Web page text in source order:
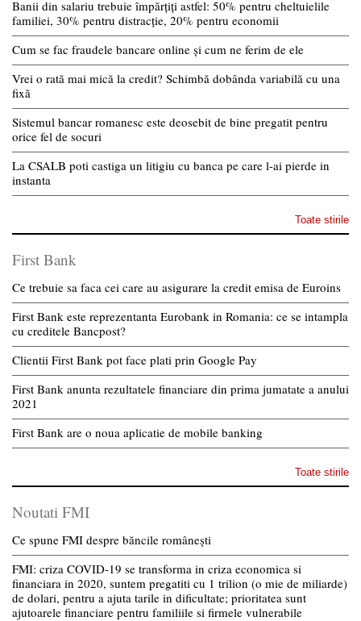
Banii din salariu trebuie împărțiți astfel: 50% pentru cheltuielile
familiei, 30% pentru distracție, 20% pentru economii
Cum se fac fraudele bancare online și cum ne ferim de ele
Vrei o rată mai mică la credit? Schimbă dobânda variabilă cu una
fixă
Sistemul bancar romanesc este deosebit de bine pregatit pentru
orice fel de socuri
La CSALB poti castiga un litigiu cu banca pe care l-ai pierde in
instanta
Toate stirile
First Bank
Ce trebuie sa faca cei care au asigurare la credit emisa de Euroins
First Bank este reprezentanta Eurobank in Romania: ce se intampla
cu creditele Bancpost?
Clientii First Bank pot face plati prin Google Pay
First Bank anunta rezultatele financiare din prima jumatate a anului
2021
First Bank are o noua aplicatie de mobile banking
Toate stirile
Noutati FMI
Ce spune FMI despre băncile românești
FMI: criza COVID-19 se transforma in criza economica si
financiara in 2020, suntem pregatiti cu 1 trilion (o mie de miliarde)
de dolari, pentru a ajuta tarile in dificultate; prioritatea sunt
ajutoarele financiare pentru familiile si firmele vulnerabile